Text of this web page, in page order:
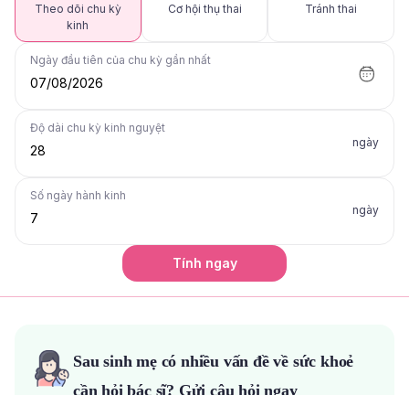
Theo dõi chu kỳ
kinh
Cơ hội thụ thai Tránh thai
Ngày đầu tiên của chu kỳ gần nhất
07/08/2026
Độ dài chu kỳ kinh nguyệt
ngày
Số ngày hành kinh
ngày
Tính ngay
Sau sinh mẹ có nhiều vấn đề về sức khoẻ
cần hỏi bác sĩ? Gửi câu hỏi ngay